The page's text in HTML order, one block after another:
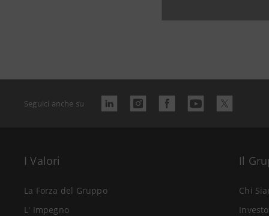
Seguici anche su
I Valori
La Forza del Gruppo
L' Impegno
Il
Chi